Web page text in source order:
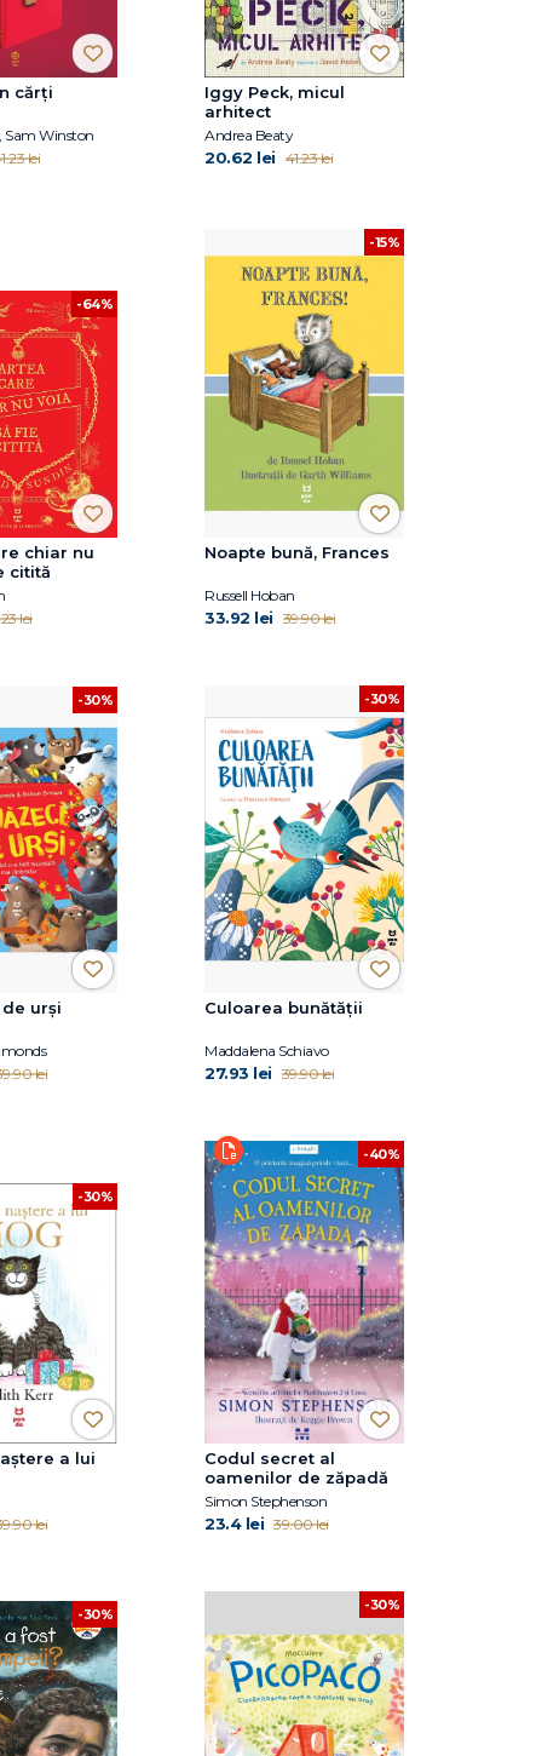
cărți
Sam Winston
lei
Iggy Peck, micul
arhitect
Andrea Beaty
20.62 lei 41.23 lei
-64%
chiar nu
citită
lei
-15%
Noapte bună, Frances
Russell Hoban
33.92 lei 39.90 lei
-30%
urși
lei
-30%
Culoarea bunătății
Maddalena Schiavo
27.93 lei 39.90 lei
-30%
a lui
lei
-40%
Codul secret al
oamenilor de zăpadă
Simon Stephenson
23.4 lei 39.00 lei
-30%
-30%